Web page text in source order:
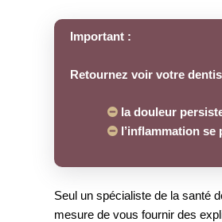
Important :
Retournez voir votre
la douleur
l’inflammation se
Seul un spécialiste de la santé
mesure de vous fournir des